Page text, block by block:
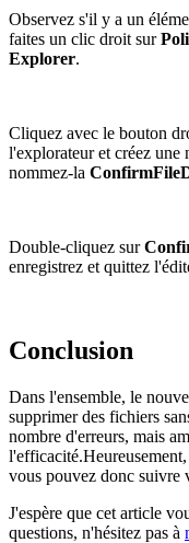
Observez s'il y a un
faites un clic droit sur
Explorer.
Cliquez avec le bouton
l'explorateur et créez une
nommez-la
Double-cliquez sur
enregistrez et quittez
Conclusion
Dans l'ensemble, le
supprimer des fichiers
nombre d'erreurs, mais
vous pouvez donc suivre
J'espère que cet article
questions, n'hésitez pas à